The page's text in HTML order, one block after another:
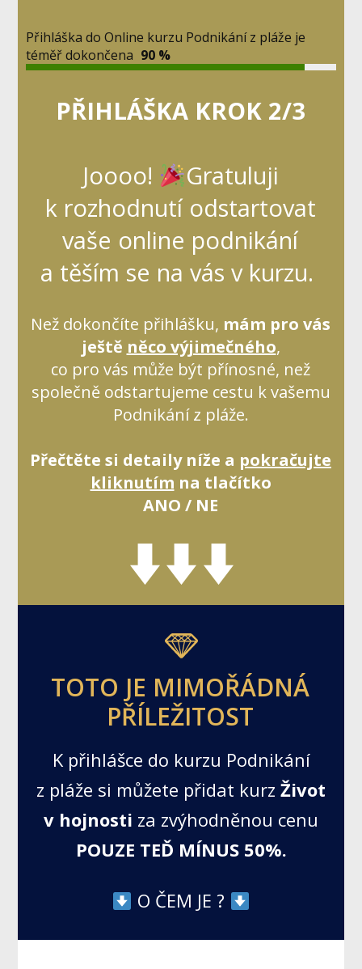
Přihláška do Online kurzu Podnikání z pláže je
téměř dokončena 90 %
PŘIHLÁŠKA KROK 2/3
Joooo!
Gratuluji
k rozhodnutí odstartovat
vaše online podnikání
a těším se na vás v kurzu.
Než dokončíte přihlášku, mám pro vás
ještě něco výjimečného,
co pro vás může být přínosné, než
společně odstartujeme cestu k vašemu
Podnikání z pláže.
Přečtěte si detaily níže a pokračujte
kliknutím na tlačítko
ANO / NE
TOTO JE MIMOŘÁDNÁ
PŘÍLEŽITOST
K přihlášce do kurzu Podnikání
z pláže si můžete přidat kurz Život
v hojnosti za zvýhodněnou cenu
POUZE TEĎ MÍNUS 50%.
O ČEM JE ?